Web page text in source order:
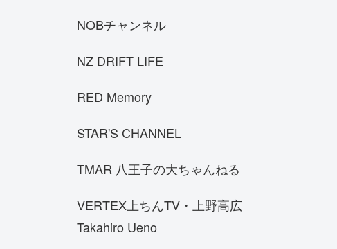
S14前期シルビア
三菱 スタリオン
WRX STI VAB
ランボルギーニ チェンテナリオ
三菱 ランサーエボリューションⅦ
ロードスターNB8C
ランボルギーニ アヴェンタドールイオ
NOBチャンネル
NZ DRIFT LIFE
RED Memory
STAR'S CHANNEL
TMAR 八王子の大ちゃんねる
VERTEX上ちんTV・上野高広
Takahiro Ueno